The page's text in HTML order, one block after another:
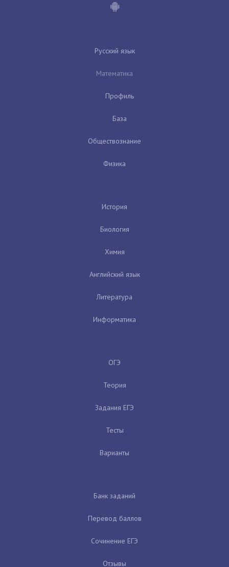
Русский язык
Математика
Профиль
База
Обществознание
Физика
История
Биология
Химия
Английский язык
Литература
Информатика
ОГЭ
Теория
Задания ЕГЭ
Тесты
Варианты
Банк заданий
Перевод баллов
Сочинение ЕГЭ
Отзывы